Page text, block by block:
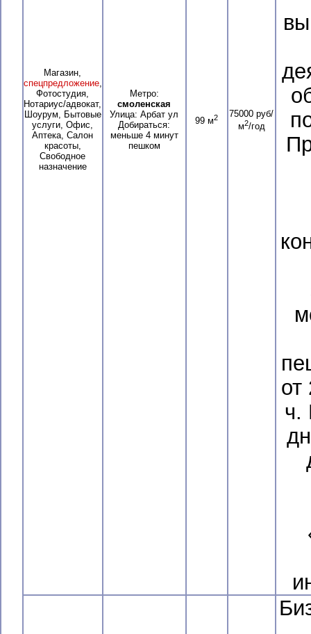
Магазин,
спецпредложение,
Фотостудия,
Нотариус/адвокат,
Шоурум, Бытовые
услуги, Офис,
Аптека, Салон
красоты,
Свободное
назначение
Метро:
смоленская
Улица: Арбат ул
Добираться:
меньше 4 минут
пешком
99 м2
75000 руб/
м2/год
от
ч.